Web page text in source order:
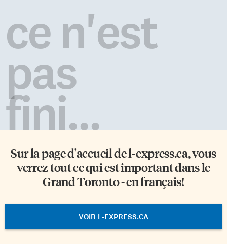
ce n'est
pas
fini...
Sur la page d'accueil del-express.ca, vous
verrez tout ce qui est important dans le
Grand Toronto - en français!
VOIR L-EXPRESS.CA